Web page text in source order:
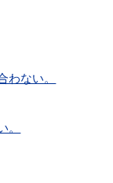
ない。